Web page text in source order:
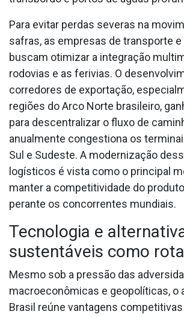
Para evitar perdas severas na
safras, as empresas de transporte
buscam otimizar a integração
rodovias e as ferivias. O
corredores de exportação,
regiões do Arco Norte brasileiro,
para descentralizar o fluxo de
anualmente congestiona os
Sul e Sudeste. A modernização
logísticos é vista como o principal
manter a competitividade do
perante os concorrentes mundiais.
Tecnologia e
sustentáveis como
Mesmo sob a pressão das
macroeconômicas e geopolíticas, o
Brasil reúne vantagens